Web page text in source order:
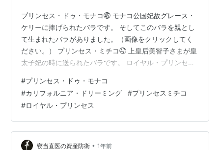
プリンセス・ドゥ・モナコ㊺ モナコ公国妃故グレース・
ケリーに捧げられたバラです。 そしてこのバラを親とし
て生まれたバラがありました。（画像をクリックしてく
ださい。） プリンセス・ミチコ㊼ 上皇后美智子さまが皇
太子妃の時に送られたバラです。 ロイヤル・プリンセス
スにふさわしい気品に溢れ、フルーティーなすばらしい
香りがあります。
#プリンセス・ドゥ・モナコ
#カリフォルニア・ドリーミング #プリンセスミチコ
#ロイヤル・プリンセス
寝当直医の資産防衛 • 1年前